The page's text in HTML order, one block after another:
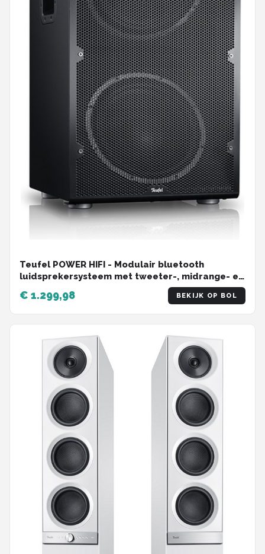
Teufel POWER HIFI - Modulair bluetooth
luidsprekersysteem met tweeter-, midrange- en
€ 1.299,98 BEKIJK OP BOL